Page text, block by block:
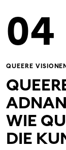
04
QUEERE
WIE
DIE